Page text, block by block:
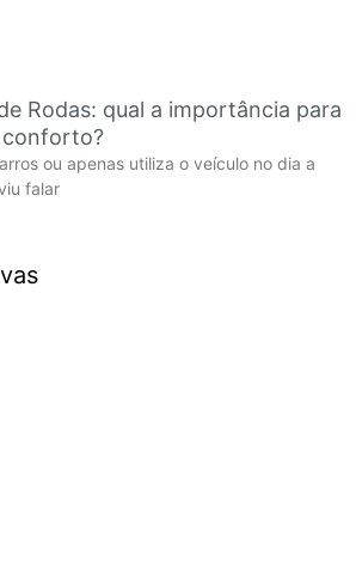
Rodas: qual a importância para
conforto?
ou apenas utiliza o veículo no dia a
falar